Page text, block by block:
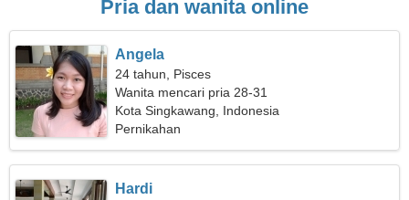
Pria dan wanita online
Angela
24 tahun, Pisces
Wanita mencari pria 28-31
Kota Singkawang, Indonesia
Pernikahan
Hardi